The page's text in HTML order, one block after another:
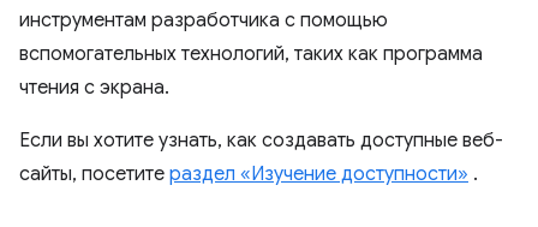
инструментам разработчика с помощью
вспомогательных технологий, таких как программа
чтения с экрана.
Если вы хотите узнать, как создавать доступные веб-
сайты, посетите раздел «Изучение доступности» .